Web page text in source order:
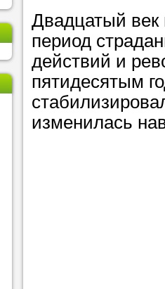
пожелания.
Или найдите
нашей базе
используя
Двадцатый век
период
действий и
пятидесятым
изменилась